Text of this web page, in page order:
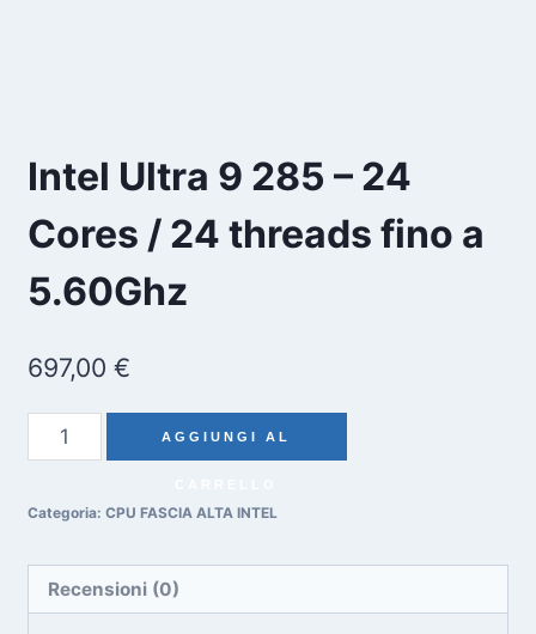
Intel Ultra 9 285 – 24
Cores / 24 threads fino a
5.60Ghz
697,00€
Intel
Ultra
285
24
Cores
AGGIUNGI AL
Categoria:CPU FASCIA ALTA INTEL
Recensioni (0)